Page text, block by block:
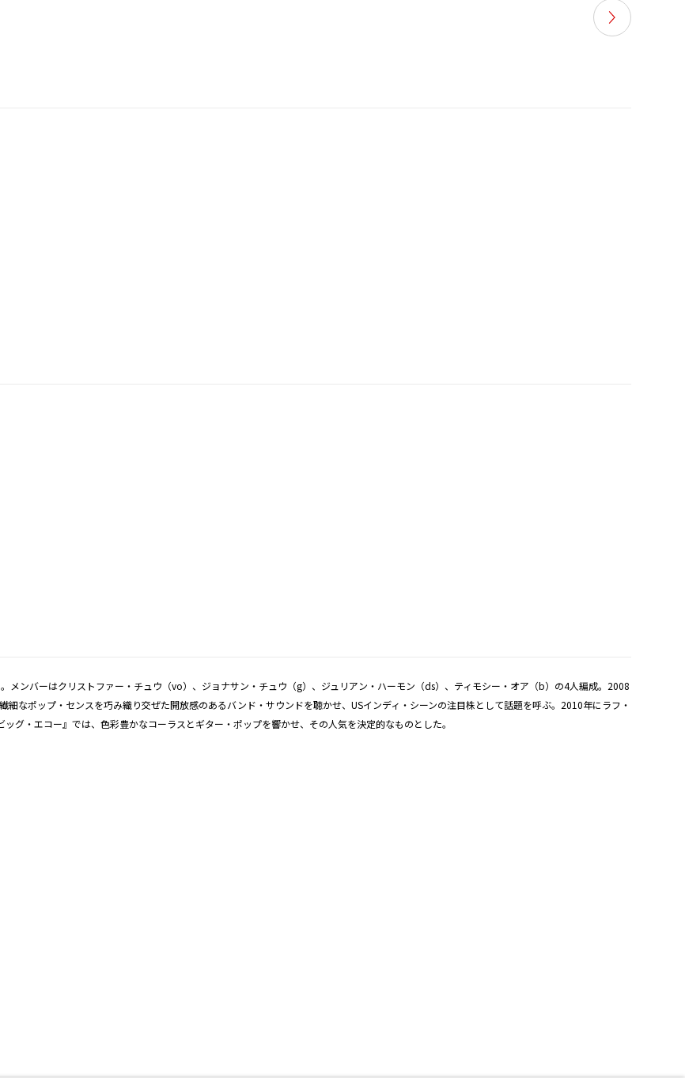
メンバーはクリストファー・チュウ（vo）、ジョナサン・チュウ（g）、ジュリアン・ハーモン（ds）、ティモシー・オア（b）の4人編成。2008
なポップ・センスを巧み織り交ぜた開放感のあるバンド・サウンドを聴かせ、USインディ・シーンの注目株として話題を呼ぶ。2010年にラフ・
グ・エコー』では、色彩豊かなコーラスとギター・ポップを響かせ、その人気を決定的なものとした。